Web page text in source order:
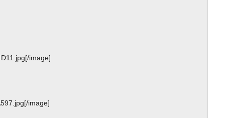
image]
image]